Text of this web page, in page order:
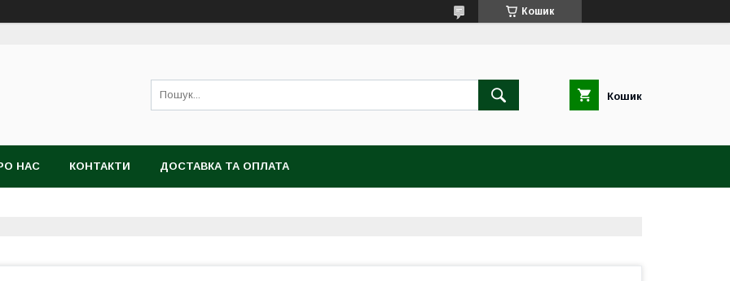
Кошик
Кошик
НАС КОНТАКТИ ДОСТАВКА ТА ОПЛАТА